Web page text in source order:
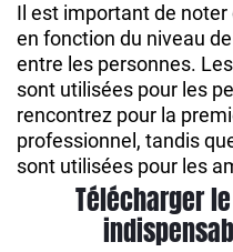
Il est important de
en fonction du niveau
entre les personnes.
sont utilisées pour les
rencontrez pour la
professionnel, tandis
sont utilisées pour les
Télécharger